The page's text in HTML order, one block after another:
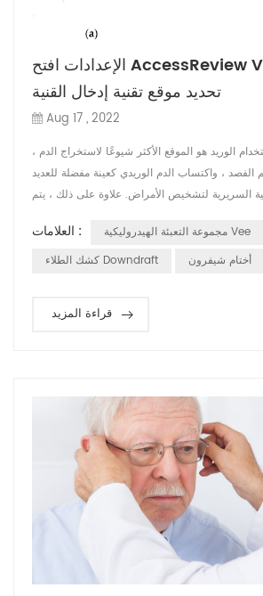
الإعدادات افتح AccessReview Vein Pattern
تحديد موقع تقنية إدخال القنية
Aug 17 , 2022
الوريد هو الموقع الأكثر شيوعًا لاستخراج الدم ،
الفصد ، واكتساب الدم الوريدي كعينة مفضلة للعديد
السريرية لتشخيص الأمراض. علاوة على ذلك ، يتم
تشمل عملية التثبيط الوريدي المحيطي (PIVC) التي لا تزال تمثل تحديًا
العلامات :
مجموعة التعبئة الهيدروليكية Vee
كشك الطلاء Downdraft
أختام شيفرون
قراءة المزيد